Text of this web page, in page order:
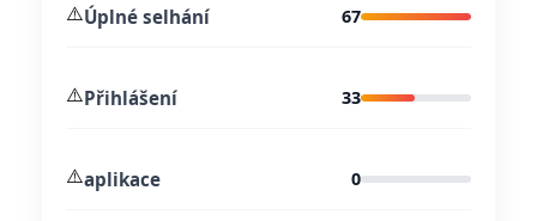
⚠️Úplné selhání 67
⚠️Přihlášení 33
⚠️aplikace 0